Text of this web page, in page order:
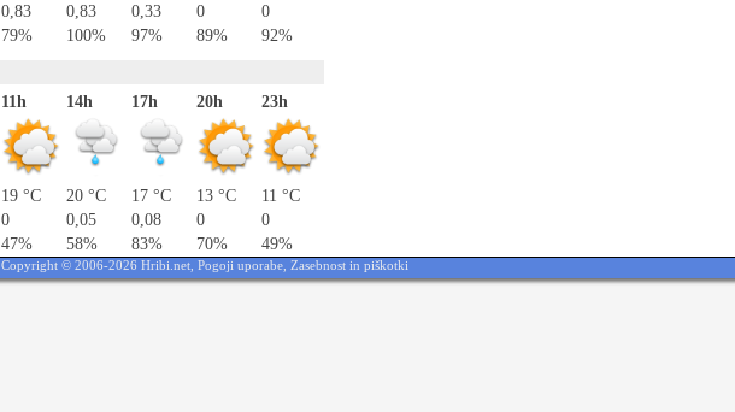
0,83
79%
0,83
100%
0,33
97%
0
89%
0
92%
11h
19 °C
0
47%
14h
20 °C
0,05
58%
17h
17 °C
0,08
83%
20h
13 °C
0
70%
23h
11 °C
0
49%
Copyright © 2006-2026 Hribi.net, Pogoji uporabe, Zasebnost in piškotki